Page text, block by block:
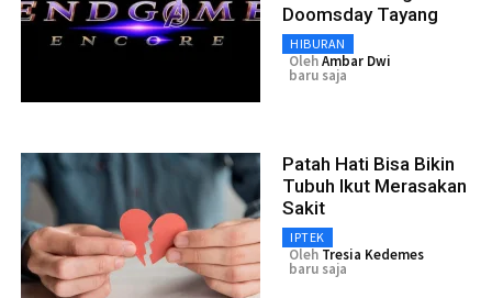
Doomsday Tayang
HIBURAN
OlehAmbar Dwi
baru saja
Patah Hati Bisa Bikin
Tubuh Ikut Merasakan
Sakit
IPTEK
Oleh Tresia Kedemes
baru saja